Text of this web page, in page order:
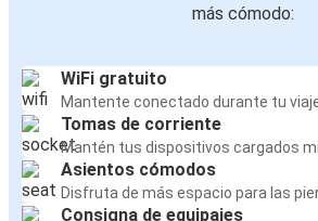
más cómodo:
WiFi gratuito
Mantente conectado durante tu
Tomas de corriente
Mantén tus dispositivos cargados
Asientos cómodos
Disfruta de más espacio para las
Consigna de equipajes